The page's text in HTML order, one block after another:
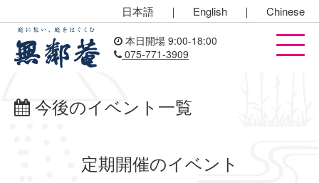
日本語 ｜ English ｜ Chinese
本日開場 9:00-18:00
075-771-3909
今後のイベント一覧
定期開催のイベント